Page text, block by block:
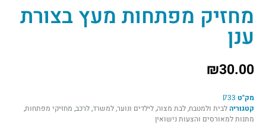
מחזיק מפתחות מעץ בצורת
ענן
₪30.00
מק"ט 733
קטגוריהלבית ולמטבח,לבת מצוה,לילדים ונוער,למשרד,לרכב, מחזיקי מפתחות,
מתנות למאורסים והצעות נישואין